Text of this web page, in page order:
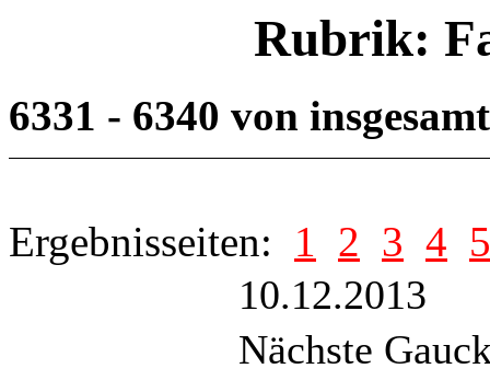
Rubrik:
6331 - 6340 von
Ergebnisseiten: 1 2 3 4 5
10.12.2013
Nächste